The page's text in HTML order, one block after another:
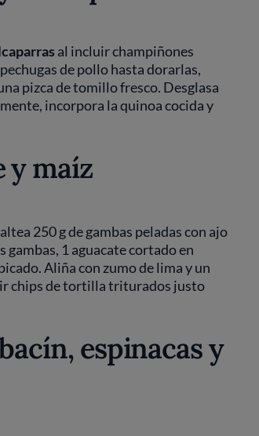
al incluir champiñones
de pollo hasta dorarlas,
pizca de tomillo fresco. Desglasa
incorpora la quinoa cocida y
y maíz
250 g de gambas peladas con ajo
gambas, 1 aguacate cortado en
Aliña con zumo de lima y un
chips de tortilla triturados justo
espinacas y